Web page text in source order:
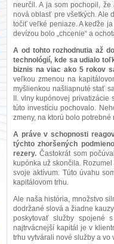
neurčil. A ja som pochopil,
nová oblasť pre všetkých. Ale
točiť veľké peniaze. A keďže
devízou bolo „chcenie“ a
A od tohto rozhodnutia až
technológií, kde sa udialo
biznis na viac ako 5 rokov
veľkou zmenou na
myšlienkou našliapnuté stať
II. vlny kupónovej
túto investíciu pochovalo.
zmeny, na ktorú bolo potrebné
A práve v schopnosti
týchto zhoršených
rezery. Častokrát som
kupónka už skončila.
svoje aktívum. Túto úvahu
kapitálovom trhu.
Ale naša história, množstvo
dodržané slová a žiadne
poskytovať služby spojené
najtrvácnejší kapitál je v
trhu vytvárali nové služby a